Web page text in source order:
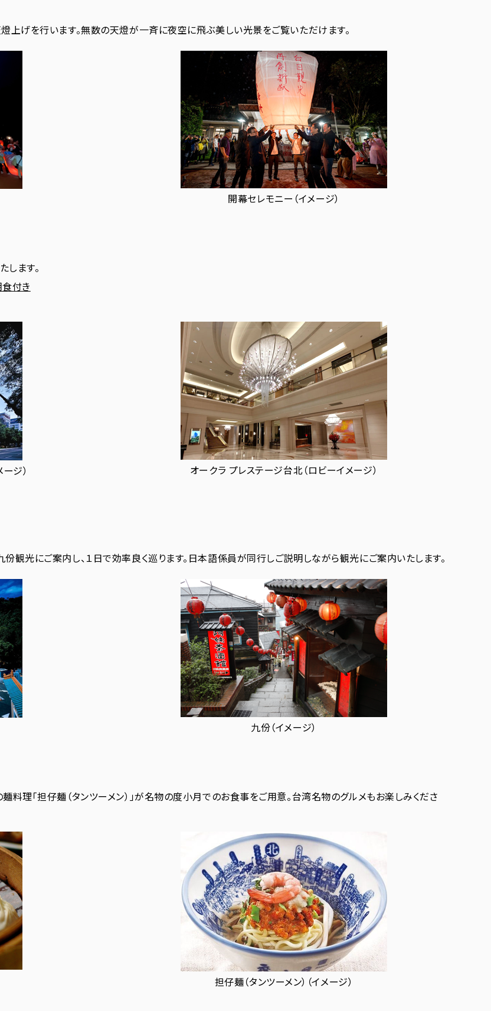
上げを行います。無数の天燈が一斉に夜空に飛ぶ美しい光景をご覧いただけます。
開幕セレモニー（イメージ）
ます。
付き
ジ） オークラ プレステージ台北（ロビーイメージ）
観光にご案内し、１日で効率良く巡ります。日本語係員が同行しご説明しながら観光にご案内いたします。
九份（イメージ）
理「担仔麺（タンツーメン）」が名物の度小月でのお食事をご用意。台湾名物のグルメもお楽しみくださ
担仔麺（タンツーメン）（イメージ）